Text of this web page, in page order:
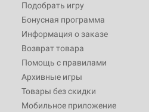
Подобрать игру
Бонусная программа
Информация о заказе
Возврат товара
Помощь с правилами
Архивные игры
Товары без скидки
Мобильное приложение